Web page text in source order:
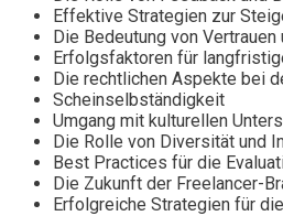
Effektive Strategien zur
Die Bedeutung von
Erfolgsfaktoren für
Die rechtlichen Aspekte bei
Scheinselbständigkeit
Umgang mit kulturellen
Die Rolle von Diversität und
Best Practices für die
Die Zukunft der Freelancer-
Erfolgreiche Strategien für